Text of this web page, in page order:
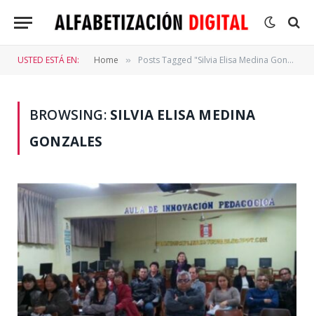
USTED ESTÁ EN: Home » Posts Tagged "Silvia Elisa Medina Gonzales"
BROWSING: SILVIA ELISA MEDINA
GONZALES